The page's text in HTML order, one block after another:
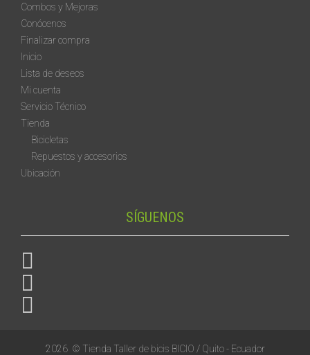
Combos y Mejoras
Conócenos
Finalizar compra
Inicio
Lista de deseos
Mi cuenta
Servicio Técnico
Tienda
Bicicletas
Repuestos y accesorios
Ubicación
SÍGUENOS
2026 © Tienda Taller de bicis BICIO / Quito - Ecuador